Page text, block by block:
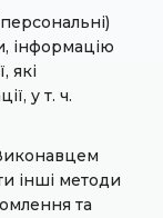
інформацію
які
у т. ч.
інші методи
та